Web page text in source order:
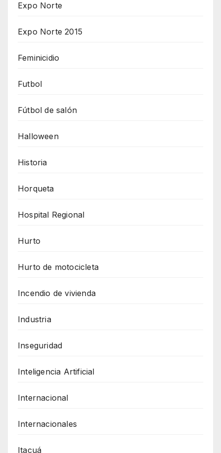
Expo Norte
Expo Norte 2015
Feminicidio
Futbol
Fútbol de salón
Halloween
Historia
Horqueta
Hospital Regional
Hurto
Hurto de motocicleta
Incendio de vivienda
Industria
Inseguridad
Inteligencia Artificial
Internacional
Internacionales
Itacuá